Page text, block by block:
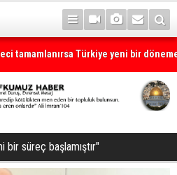
tamamlanırsa Türkiye yeni bir
bir süreç başlamıştır"